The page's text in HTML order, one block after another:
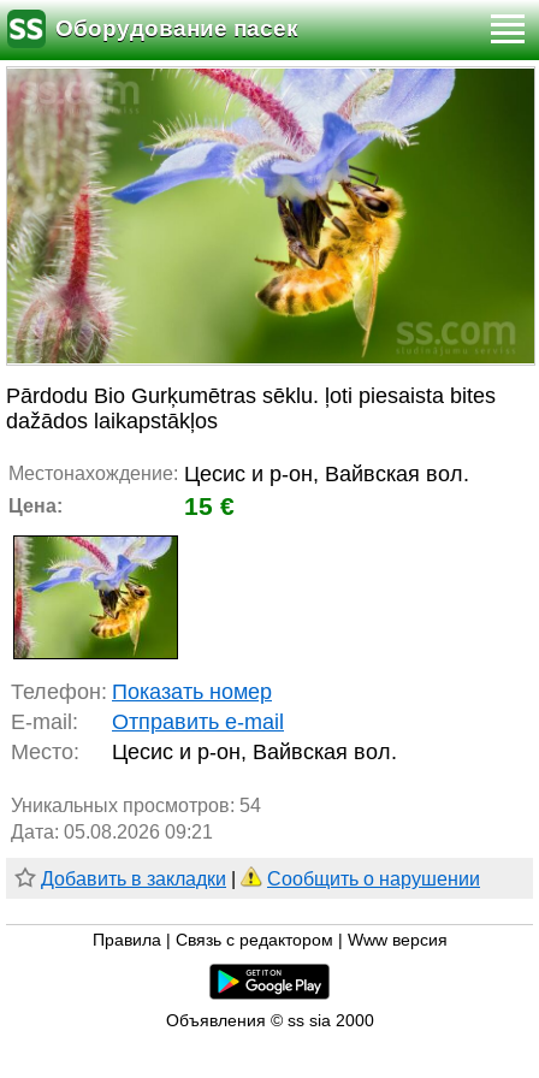
Оборудование пасек
Pārdodu Bio Gurķumētras sēklu. ļoti piesaista bites
dažādos laikapstākļos
Местонахождение: Цесис и р-он, Вайвская вол.
Цена: 15 €
Телефон: Показать номер
E-mail:
Отправить e-mail
Место:
Цесис и р-он, Вайвская вол.
Уникальных просмотров: 54
Дата: 05.08.2026 09:21
Добавить в закладки Сообщить о нарушении
Правила Связь с редактором Www версия
Объявления © ss sia 2000